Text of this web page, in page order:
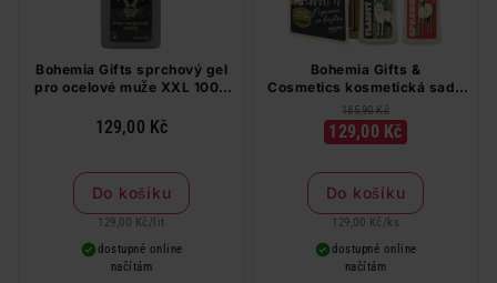
Bohemia Gifts sprchový gel
pro ocelové muže XXL 1000
129,00 Kč
Do košíku
129,00 Kč / lit
dostupné online
načítám
Bohemia Gifts &
Cosmetics kosmetická sada
pro Myslivce 2 x 250 ml
185,90 Kč
129,00 Kč
Do košíku
129,00 Kč / ks
dostupné online
načítám